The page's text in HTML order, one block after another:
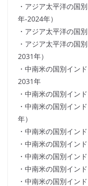
・アジア太平洋の国
年-2024年）
・アジア太平洋の国
・アジア太平洋の国
2031年）
・中南米の国別イン
2031年
・中南米の国別イン
・中南米の国別イン
年）
・中南米の国別イン
・中南米の国別イン
・中南米の国別イン
・中南米の国別イン
・中南米の国別イン